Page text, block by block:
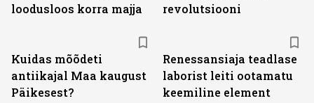
loodusloos korra majja
revolutsiooni
Kuidas mõõdeti
antiikajal Maa kaugust
Päikesest?
Renessansiaja teadlase
laborist leiti ootamatu
keemiline element